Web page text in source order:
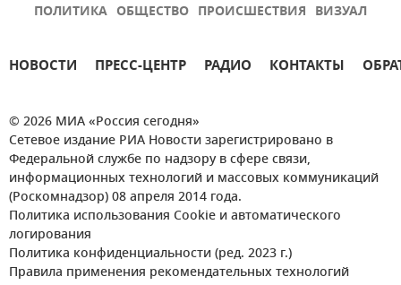
ПОЛИТИКА ОБЩЕСТВО ПРОИСШЕСТВИЯ ВИЗУАЛ
НОВОСТИ ПРЕСС-ЦЕНТР РАДИО КОНТАКТЫ
© 2026 МИА «Россия сегодня»
Сетевое издание РИА Новости зарегистрировано в
Федеральной службе по надзору в сфере связи,
информационных технологий и массовых коммуникаций
(Роскомнадзор) 08 апреля 2014 года.
Политика использования Cookie и автоматического
логирования
Политика конфиденциальности (ред. 2023 г.)
Правила применения рекомендательных технологий